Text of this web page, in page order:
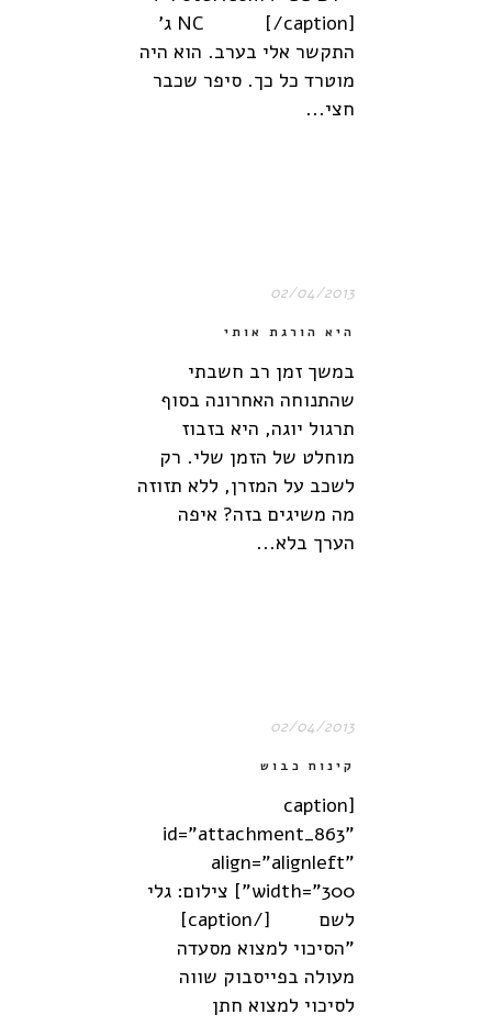
NC [/caption] ג'
התקשר אלי בערב. הוא היה
מוטרד כל כך. סיפר שכבר
חצי...
02/04/2013
היא הורגת אותי
במשך זמן רב חשבתי
שהתנוחה האחרונה בסוף
תרגול יוגה, היא בזבוז
מוחלט של הזמן שלי. רק
לשכב על המזרן, ללא תזוזה
מה משיגים בזה? איפה
הערך בלא...
02/04/2013
קינוח כבוש
[caption
id="attachment_863"
align="alignleft"
width="300"] צילום: גלי
לשם [/caption]
"הסיכוי למצוא מסעדה
מעולה בפייסבוק שווה
לסיכוי למצוא חתן